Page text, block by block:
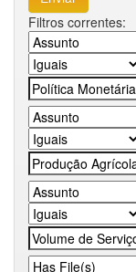
Filtros correntes: